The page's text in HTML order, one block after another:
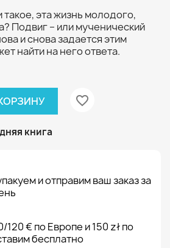
такое, эта жизнь молодого,
Подвиг – или мученический
и снова задается этим
найти на него ответа.
favorite_border
книга
и отправим ваш заказ за
120 € по Европе и 150 zł по
бесплатно